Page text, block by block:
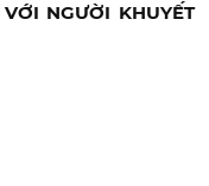
NGƯỜI KHUYẾT